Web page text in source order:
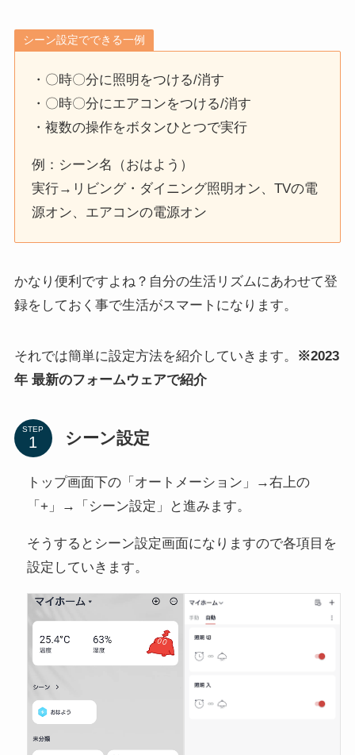
シーン設定でできる一例
・〇時〇分に照明をつける/消す
・〇時〇分にエアコンをつける/消す
・複数の操作をボタンひとつで実行
例：シーン名（おはよう）
実行→リビング・ダイニング照明オン、TVの電
源オン、エアコンの電源オン
かなり便利ですよね？自分の生活リズムにあわせて登
録をしておく事で生活がスマートになります。
それでは簡単に設定方法を紹介していきます。
※2023
年 最新のフォームウェアで紹介
STEP シーン設定
トップ画面下の「オートメーション」→右上の
「+」→「シーン設定」と進みます。
そうするとシーン設定画面になりますので各項目を
設定していきます。